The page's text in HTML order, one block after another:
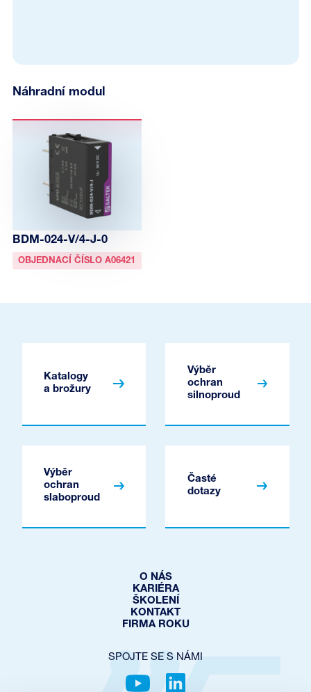
Náhradní modul
BDM-024-V/4-J-0
OBJEDNACÍ ČÍSLO A06421
Katalogy
a brožury
Výběr
ochran
silnoproud
Výběr
ochran
slaboproud
Časté
dotazy
O NÁS
KARIÉRA
ŠKOLENÍ
KONTAKT
FIRMA ROKU
SPOJTE SE S NÁMI